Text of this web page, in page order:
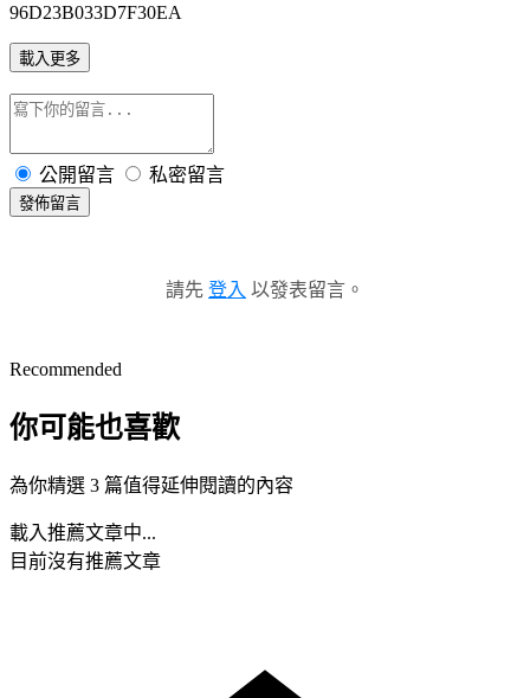
96D23B033D7F30EA
載入更多
公開留言 私密留言
發佈留言
請先 登入 以發表留言。
Recommended
你可能也喜歡
為你精選 3 篇值得延伸閱讀的內容
載入推薦文章中...
目前沒有推薦文章